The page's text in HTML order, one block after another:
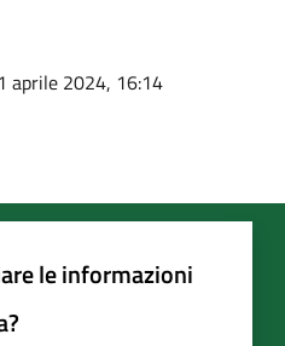
aprile 2024, 16:14
le informazioni